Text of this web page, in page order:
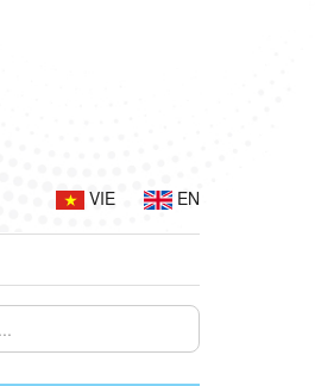
VIE EN